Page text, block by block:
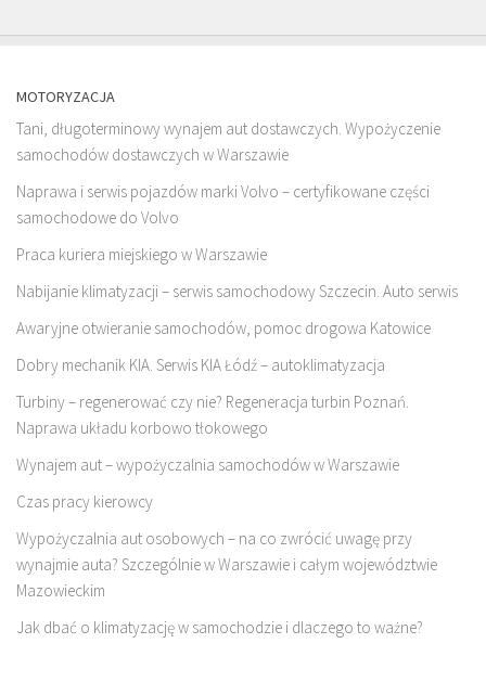
MOTORYZACJA
Tani, długoterminowy wynajem aut dostawczych. Wypożyczenie
samochodów dostawczych w Warszawie
Naprawa i serwis pojazdów marki Volvo – certyfikowane części
samochodowe do Volvo
Praca kuriera miejskiego w Warszawie
Nabijanie klimatyzacji – serwis samochodowy Szczecin. Auto serwis
Awaryjne otwieranie samochodów, pomoc drogowa Katowice
Dobry mechanik KIA. Serwis KIA Łódź – autoklimatyzacja
Turbiny – regenerować czy nie? Regeneracja turbin Poznań.
Naprawa układu korbowo tłokowego
Wynajem aut – wypożyczalnia samochodów w Warszawie
Czas pracy kierowcy
Wypożyczalnia aut osobowych – na co zwrócić uwagę przy
wynajmie auta? Szczególnie w Warszawie i całym województwie
Mazowieckim
Jak dbać o klimatyzację w samochodzie i dlaczego to ważne?